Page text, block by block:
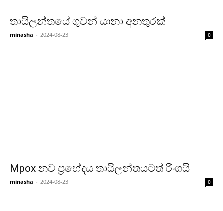
තායිලන්තයේ ගුවන් යානා අනතුරක්
minasha - 2024-08-23 0
Mpox නව ප්‍රභේදය තායිලන්තයටත් රිංගයි
minasha - 2024-08-23 0